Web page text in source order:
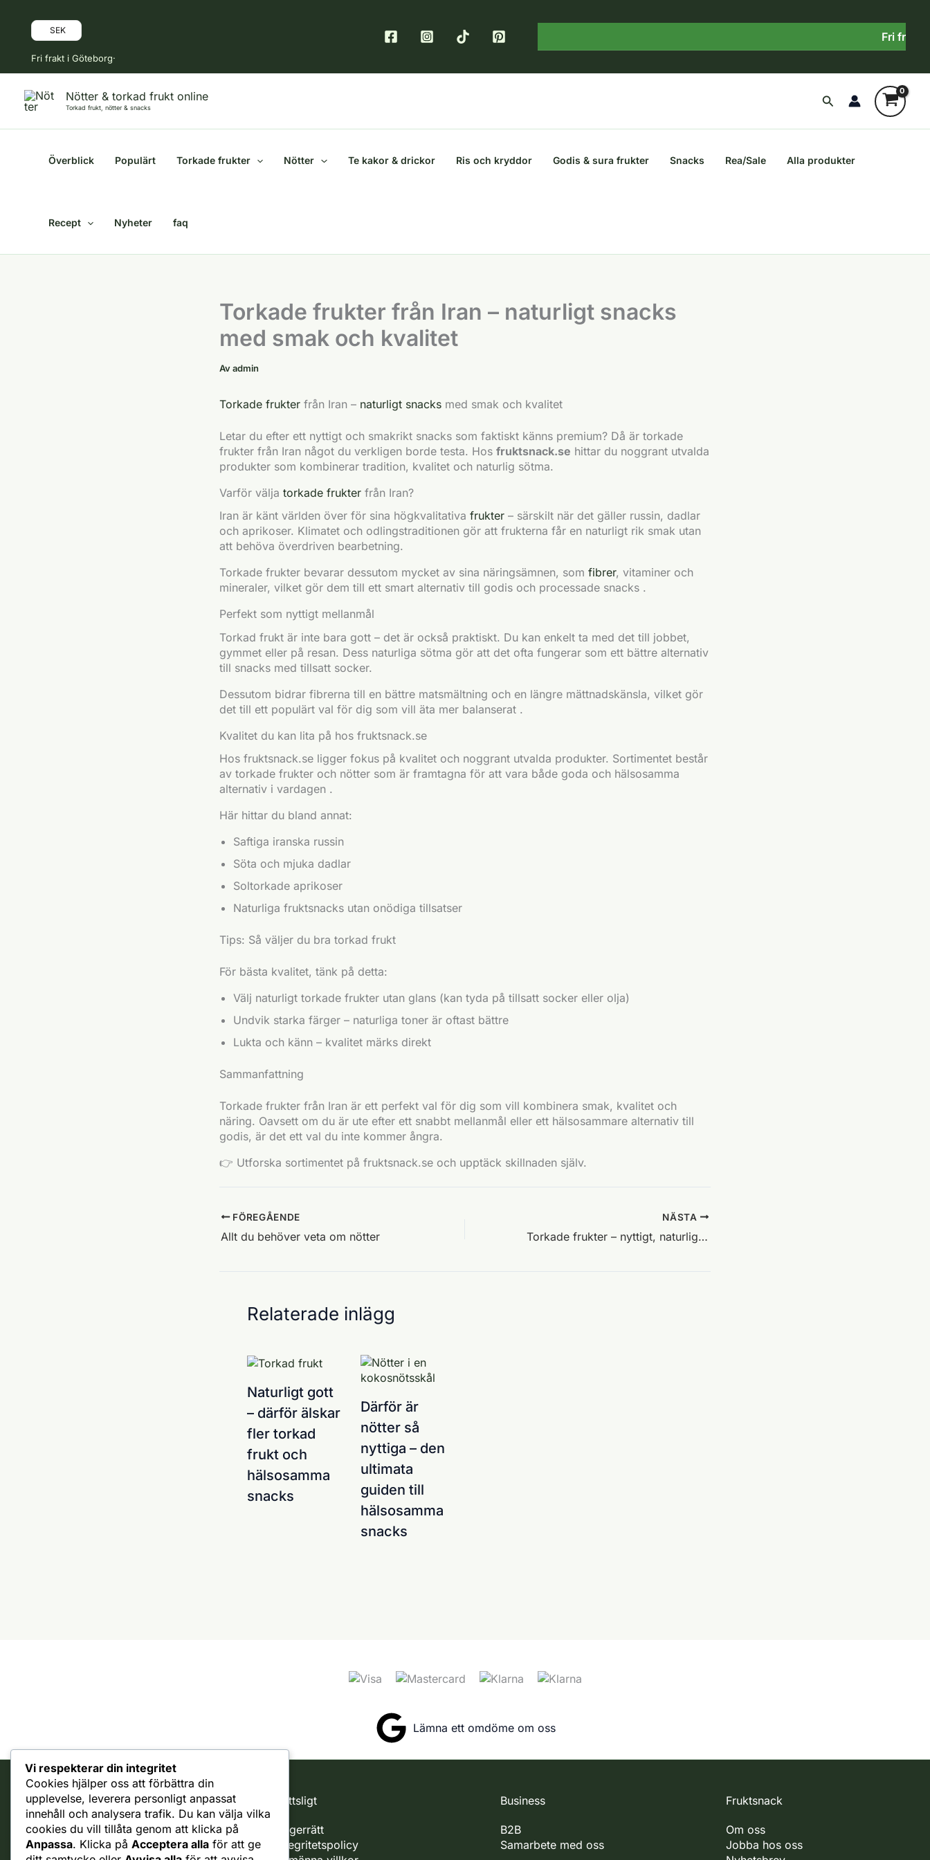
innehåll
SEK
Fri frakt i Göteborg·
Fri frakt över
Nötter & torkad frukt online
Torkad frukt, nötter & snacks
Sök
Överblick Populärt Torkade frukter Nötter Te kakor & drickor Ris och kryddor Godis & sura frukter Snacks Rea/Sale Alla produkter
Recept Nyheter faq
Torkade frukter från Iran – naturligt snacks
med smak och kvalitet
Avadmin
Torkade frukter från Iran – naturligt snacks med smak och kvalitet
Letar du efter ett nyttigt och smakrikt snacks som faktiskt känns premium? Då är torkade
frukter från Iran något du verkligen borde testa. Hos fruktsnack.se hittar du noggrant utvalda
produkter som kombinerar tradition, kvalitet och naturlig sötma.
Varför välja torkade frukter från Iran?
Iran är känt världen över för sina högkvalitativa frukter – särskilt när det gäller russin, dadlar
och aprikoser. Klimatet och odlingstraditionen gör att frukterna får en naturligt rik smak utan
att behöva överdriven bearbetning.
Torkade frukter bevarar dessutom mycket av sina näringsämnen, som fibrer, vitaminer och
mineraler, vilket gör dem till ett smart alternativ till godis och processade snacks .
Perfekt som nyttigt mellanmål
Torkad frukt är inte bara gott – det är också praktiskt. Du kan enkelt ta med det till jobbet,
gymmet eller på resan. Dess naturliga sötma gör att det ofta fungerar som ett bättre alternativ
till snacks med tillsatt socker.
Dessutom bidrar fibrerna till en bättre matsmältning och en längre mättnadskänsla, vilket gör
det till ett populärt val för dig som vill äta mer balanserat .
Kvalitet du kan lita på hos fruktsnack.se
Hos fruktsnack.se ligger fokus på kvalitet och noggrant utvalda produkter. Sortimentet består
av torkade frukter och nötter som är framtagna för att vara både goda och hälsosamma
alternativ i vardagen .
Här hittar du bland annat:
Saftiga iranska russin
Söta och mjuka dadlar
Soltorkade aprikoser
Naturliga fruktsnacks utan onödiga tillsatser
Tips: Så väljer du bra torkad frukt
För bästa kvalitet, tänk på detta:
Välj naturligt torkade frukter utan glans (kan tyda på tillsatt socker eller olja)
Undvik starka färger – naturliga toner är oftast bättre
Lukta och känn – kvalitet märks direkt
Sammanfattning
Torkade frukter från Iran är ett perfekt val för dig som vill kombinera smak, kvalitet och
näring. Oavsett om du är ute efter ett snabbt mellanmål eller ett hälsosammare alternativ till
godis, är det ett val du inte kommer ångra.
👉 Utforska sortimentet på fruktsnack.se och upptäck skillnaden själv.
FÖREGÅENDE
Allt du behöver veta om nötter
NÄSTA
Torkade frukter – nyttigt, naturligt och smakrikt snacks
Relaterade inlägg
Naturligt gott
– därför älskar
fler torkad
frukt och
hälsosamma
snacks
Därför är
nötter så
nyttiga – den
ultimata
guiden till
hälsosamma
snacks
Lämna ett omdöme om oss
Kundtjänst
support
Reklamationer
Rättsligt
Ångerrätt
Integritetspolicy
Business
B2B
Samarbete med oss
Fruktsnack
Om oss
Jobba hos oss
Vi respekterar din integritet
Cookies hjälper oss att förbättra din
upplevelse, leverera personligt anpassat
innehåll och analysera trafik. Du kan välja vilka
cookies du vill tillåta genom att klicka på
Anpassa. Klicka på Acceptera alla för att ge